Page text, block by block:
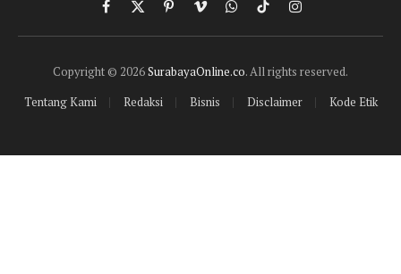
Facebook
X
(Twitter)
PinterestVimeoWhatsApp
TikTokInstagram
Copyright © 2026SurabayaOnline.co. All rights reserved.
Tentang Kami
Redaksi Bisnis Disclaimer Kode Etik